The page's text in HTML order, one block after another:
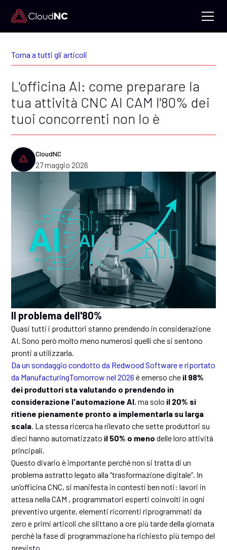
Torna a tutti gli articoli
L'officina AI: come preparare la
tua attività CNC AI CAM l'80% dei
tuoi concorrenti non lo è
CloudNC
27 maggio 2026
Il problema dell'80%
Quasi tutti i produttori stanno prendendo in considerazione
AI. Sono però molto meno numerosi quelli che si sentono
pronti a utilizzarla.
Da un sondaggio condotto da Redwood Software e riportato
da ManufacturingTomorrow nel 2026 è emerso che il 98%
dei produttori sta valutando o prendendo in
considerazione l'automazione AI, ma solo il 20% si
ritiene pienamente pronto a implementarla su larga
scala . La stessa ricerca ha rilevato che sette produttori su
dieci hanno automatizzato il 50% o meno delle loro attività
principali.
Questo divario è importante perché non si tratta di un
problema astratto legato alla “trasformazione digitale”. In
un’officina CNC, si manifesta in contesti ben noti: lavori in
attesa nella CAM , programmatori esperti coinvolti in ogni
preventivo urgente, elementi ricorrenti riprogrammati da
zero e primi articoli che slittano a ore più tarde della giornata
perché la fase di programmazione ha richiesto più tempo del
previsto.